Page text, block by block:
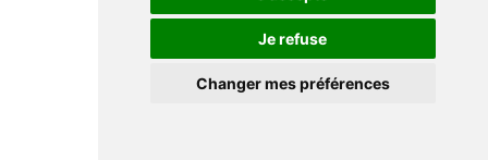
Je refuse
Changer mes préférences